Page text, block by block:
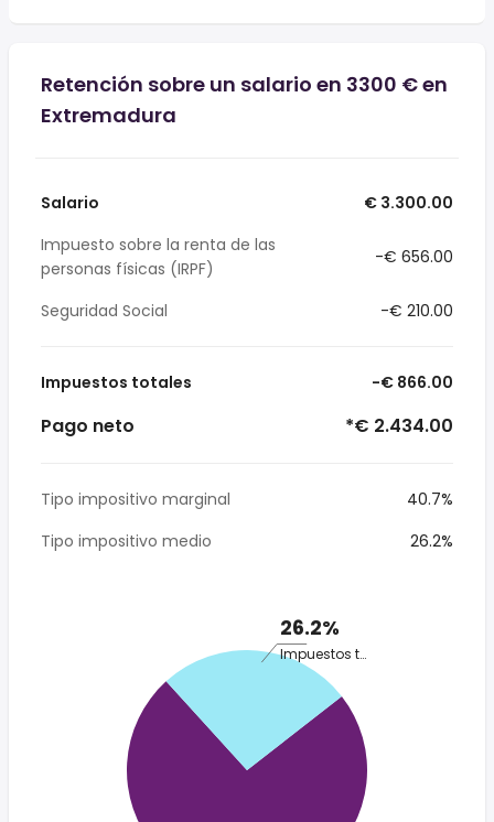
Retención sobre un salario en 3300 € en
Extremadura
Salario
€ 3.300.00
Impuesto sobre la renta de las
personas físicas (IRPF)
-€ 656.00
Seguridad Social -€ 210.00
Impuestos totales -€ 866.00
Pago neto *€ 2.434.00
Tipo impositivo marginal
40.7%
Tipo impositivo medio
26.2%
26.2%
Impuestos totales